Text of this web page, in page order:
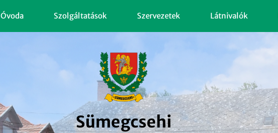
Óvoda Szolgáltatások Szervezetek Látnivalók
Sümegcsehi
Sümegcsehi
Sümegcsehi
Sümegcsehi
Sümegcsehi